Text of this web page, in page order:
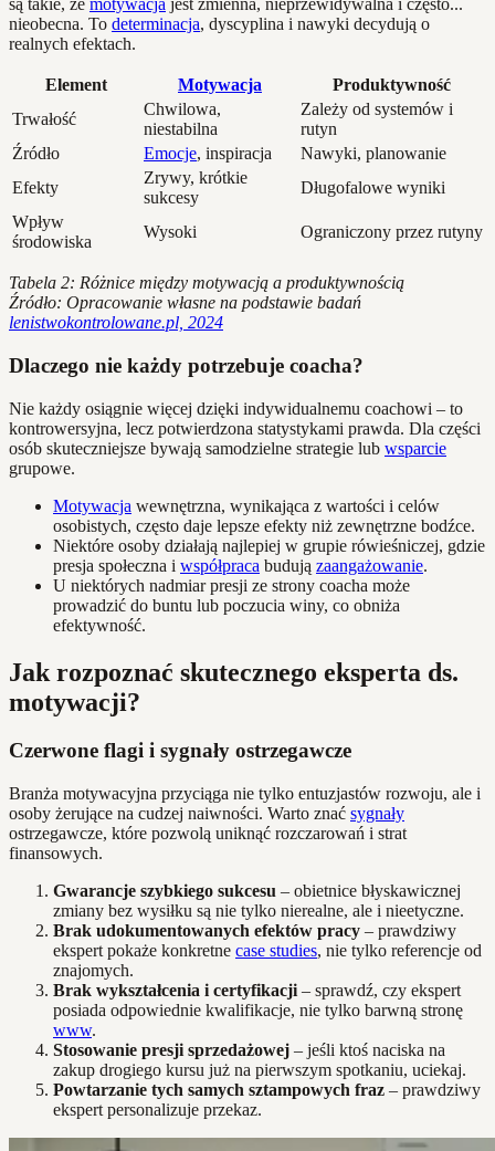
są takie, że motywacja jest zmienna, nieprzewidywalna i często...
nieobecna. To determinacja, dyscyplina i nawyki decydują o
realnych efektach.
Element Motywacja
Produktywność
Trwałość
Chwilowa,
niestabilna
Zależy od systemów i
rutyn
Źródło
Emocje, inspiracja
Nawyki, planowanie
Efekty
Zrywy, krótkie
sukcesy
Długofalowe wyniki
Wpływ
środowiska
Wysoki Ograniczony przez rutyny
Tabela 2: Różnice między motywacją a produktywnością
Źródło: Opracowanie własne na podstawie badań
lenistwokontrolowane.pl, 2024
Dlaczego nie każdy potrzebuje coacha?
Nie każdy osiągnie więcej dzięki indywidualnemu coachowi – to
kontrowersyjna, lecz potwierdzona statystykami prawda. Dla części
osób skuteczniejsze bywają samodzielne strategie lub wsparcie
grupowe.
Motywacja wewnętrzna, wynikająca z wartości i celów
osobistych, często daje lepsze efekty niż zewnętrzne bodźce.
Niektóre osoby działają najlepiej w grupie rówieśniczej, gdzie
presja społeczna i współpraca budują zaangażowanie.
U niektórych nadmiar presji ze strony coacha może
prowadzić do buntu lub poczucia winy, co obniża
efektywność.
Jak rozpoznać skutecznego eksperta ds.
motywacji?
Czerwone flagi i sygnały ostrzegawcze
Branża motywacyjna przyciąga nie tylko entuzjastów rozwoju, ale i
osoby żerujące na cudzej naiwności. Warto znać sygnały
ostrzegawcze, które pozwolą uniknąć rozczarowań i strat
finansowych.
Gwarancje szybkiego sukcesu – obietnice błyskawicznej
zmiany bez wysiłku są nie tylko nierealne, ale i nieetyczne.
Brak udokumentowanych efektów pracy – prawdziwy
ekspert pokaże konkretne case studies, nie tylko referencje od
znajomych.
Brak wykształcenia i certyfikacji – sprawdź, czy ekspert
posiada odpowiednie kwalifikacje, nie tylko barwną stronę
www.
Stosowanie presji sprzedażowej – jeśli ktoś naciska na
zakup drogiego kursu już na pierwszym spotkaniu, uciekaj.
Powtarzanie tych samych sztampowych fraz – prawdziwy
ekspert personalizuje przekaz.